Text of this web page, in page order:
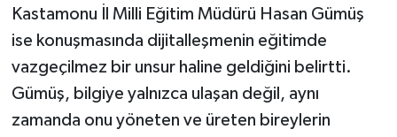
Kastamonu İl Milli Eğitim Müdürü Hasan Gümüş
ise konuşmasında dijitalleşmenin eğitimde
vazgeçilmez bir unsur haline geldiğini belirtti.
Gümüş, bilgiye yalnızca ulaşan değil, aynı
zamanda onu yöneten ve üreten bireylerin